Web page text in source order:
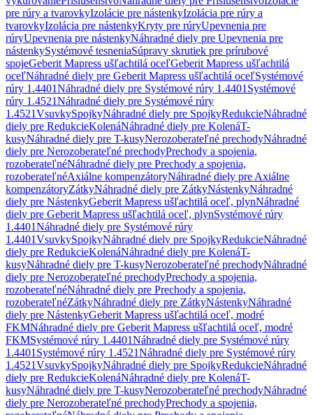
pre rúry a tvarovkyIzolácie pre nástenkyIzolácia pre rúry a
tvarovkyIzolácia pre nástenkyKryty pre rúryUpevnenia pre
rúryUpevnenia pre nástenkyNáhradné diely pre Upevnenia pre
nástenkySystémové tesneniaSúpravy skrutiek pre prírubové
spojeGeberit Mapress ušľachtilá oceľGeberit Mapress ušľachtilá
oceľNáhradné diely pre Geberit Mapress ušľachtilá oceľSystémové
rúry 1.4401Náhradné diely pre Systémové rúry 1.4401 Systémové
rúry 1.4521Náhradné diely pre Systémové rúry
1.4521VsuvkySpojkyNáhradné diely pre SpojkyRedukcieNáhradné
diely pre RedukcieKolenáNáhradné diely pre KolenáT-
kusyNáhradné diely pre T-kusyNerozoberateľné prechodyNáhradné
diely pre Nerozoberateľné prechodyPrechody a spojenia,
rozoberateľnéNáhradné diely pre Prechody a spojenia,
rozoberateľnéAxiálne kompenzátoryNáhradné diely pre Axiálne
kompenzátoryZátkyNáhradné diely pre ZátkyNástenkyNáhradné
diely pre NástenkyGeberit Mapress ušľachtilá oceľ, plynNáhradné
diely pre Geberit Mapress ušľachtilá oceľ, plynSystémové rúry
1.4401Náhradné diely pre Systémové rúry
1.4401VsuvkySpojkyNáhradné diely pre SpojkyRedukcieNáhradné
diely pre RedukcieKolenáNáhradné diely pre KolenáT-
kusyNáhradné diely pre T-kusyNerozoberateľné prechodyNáhradné
diely pre Nerozoberateľné prechodyPrechody a spojenia,
rozoberateľnéNáhradné diely pre Prechody a spojenia,
rozoberateľnéZátkyNáhradné diely pre ZátkyNástenkyNáhradné
diely pre NástenkyGeberit Mapress ušľachtilá oceľ, modré
FKMNáhradné diely pre Geberit Mapress ušľachtilá oceľ, modré
FKMSystémové rúry 1.4401Náhradné diely pre Systémové rúry
1.4401 Systémové rúry 1.4521Náhradné diely pre Systémové rúry
1.4521VsuvkySpojkyNáhradné diely pre SpojkyRedukcieNáhradné
diely pre RedukcieKolenáNáhradné diely pre KolenáT-
kusyNáhradné diely pre T-kusyNerozoberateľné prechodyNáhradné
diely pre Nerozoberateľné prechodyPrechody a spojenia,